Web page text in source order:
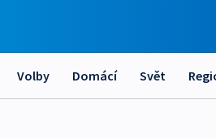
Volby Domácí Svět